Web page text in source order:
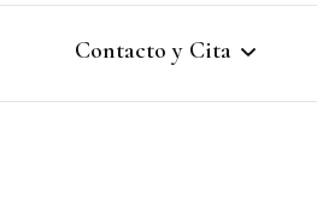
Contacto y Cita